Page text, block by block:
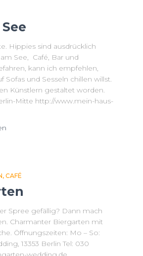
Hippies sind ausdrücklich
See, Café, Bar und
kann ich empfehlen,
und Sesseln chillen willst.
Künstlern gestaltet worden.
Mitte http://www.mein-haus-
CAFÉ
Spree gefällig? Dann mach
Charmanter Biergarten mit
Öffnungszeiten: Mo – So:
13353 Berlin Tel: 030